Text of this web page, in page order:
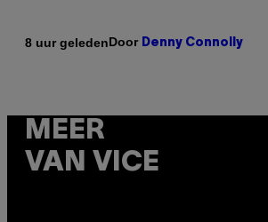
8 uur geledenDoor Denny Connolly
MEER
VAN VICE